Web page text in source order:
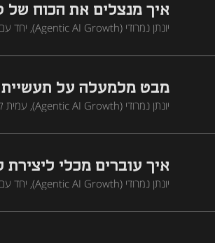
איך מנצלים את הכוח של
מבט מלמעלה על תעשיית
איך עוברים מכלי
עסקים?